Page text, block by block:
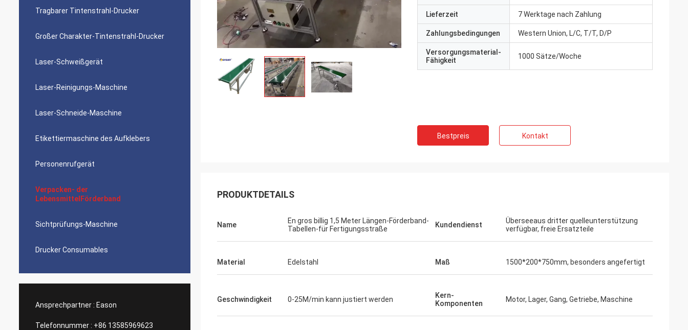
Tragbarer Tintenstrahl-Drucker
Großer Charakter-Tintenstrahl-Drucker
Laser-Schweißgerät
Laser-Reinigungs-Maschine
Laser-Schneide-Maschine
Etikettiermaschine des Aufklebers
Personenrufgerät
Verpacken- der
LebensmittelFörderband
Sichtprüfungs-Maschine
Drucker Consumables
Ansprechpartner : Eason
Telefonnummer : +86 13585969623
Lieferzeit 7 Werktage nach Zahlung
Zahlungsbedingungen Western Union, L/C, T/T, D/P
Versorgungsmaterial-
Fähigkeit
1000 Sätze/Woche
Bestpreis Kontakt
PRODUKTDETAILS
Name
En gros billig 1,5 Meter Längen-Förderband-
Tabellen-für Fertigungsstraße
Kundendienst
Überseeaus dritter quelleunterstützung
verfügbar, freie Ersatzteile
Material Edelstahl Maß 1500*200*750mm, besonders angefertigt
Geschwindigkeit 0-25M/min kann justiert werden
Kern-
Komponenten
Motor, Lager, Gang, Getriebe, Maschine